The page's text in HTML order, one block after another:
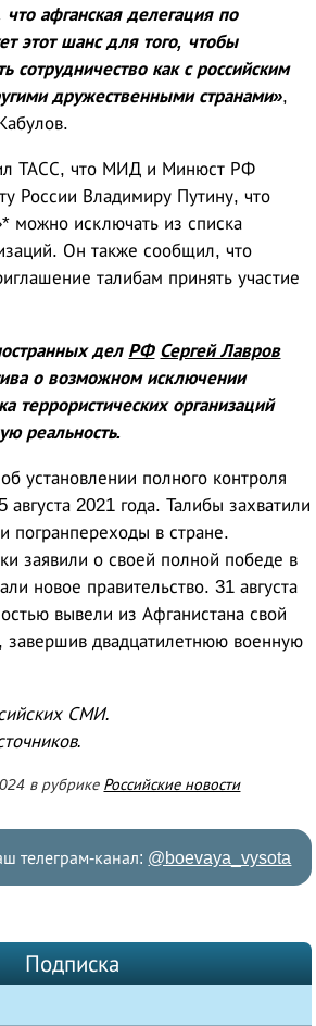
афганская делегация по
этот шанс для того, чтобы
сотрудничество как с российским
дружественными странами»,
ТАСС, что МИД и Минюст РФ
России Владимиру Путину, что
можно исключать из списка
Он также сообщил, что
талибам принять участие
дел РФ Сергей Лавров
о возможном исключении
террористических организаций
реальность.
установлении полного контроля
2021 года. Талибы захватили
погранпереходы в стране.
заявили о своей полной победе в
новое правительство. 31 августа
вывели из Афганистана свой
завершив двадцатилетнюю военную
СМИ.
в рубрике Российские новости
телеграм-канал: @boevaya_vysota
Подписка